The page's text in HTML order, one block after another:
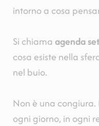
intorno a cosa
Si chiama agenda
cosa esiste nella
nel buio.
Non è una congiura.
ogni giorno, in ogni